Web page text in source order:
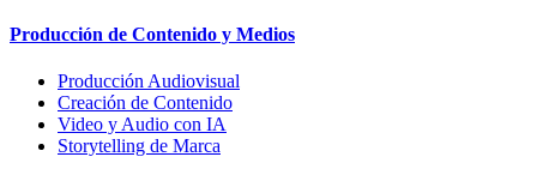
Producción de Contenido y Medios
Producción Audiovisual
Creación de Contenido
Video y Audio con IA
Storytelling de Marca